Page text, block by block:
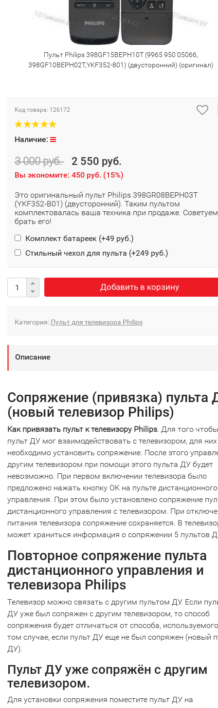
Пульт Philips 398GF15BEPH10T (9965 950 05066,
398GF10BEPH02T,YKF352-801) (двусторонний) (оригинал)
Код товара: 126172
Наличие:
3 000 руб. 2 550 руб.
Вы экономите: 450 руб. (15%)
Это оригинальный пульт Philips 398GR08BEPH03T
(YKF352-B01) (двусторонний). Таким пультом
комплектовалась ваша техника при продаже. Советуем
брать его!
Комплект батареек (+49 руб.)
Стильный чехол для пульта (+249 руб.)
Добавить в корзину
Категория: Пульт для телевизора Philips
Описание
Сопряжение (привязка) пульта
(новый телевизор Philips)
Как привязать пульт к телевизору Philips. Для того чтобы
пульт ДУ мог взаимодействовать с телевизором, для них
необходимо установить сопряжение. После этого
другим телевизором при помощи этого пульта ДУ будет
невозможно. При первом включении телевизора было
предложено нажать кнопку OK на пульте дистанционного
управления. При этом было установлено сопряжение
дистанционного управления с телевизором. При
питания телевизора сопряжение сохраняется. В
может храниться информация о сопряжении 5 пультов
Повторное сопряжение пульта
дистанционного управления и
телевизора Philips
Телевизор можно связать с другим пультом ДУ. Если
ДУ уже был сопряжен с другим телевизором, то способ
сопряжения будет отличаться от способа,
том случае, если пульт ДУ еще не был сопряжен (новый
ДУ).
Пульт ДУ уже сопряжён с другим
телевизором.
Для установки сопряжения поместите пульт ДУ на